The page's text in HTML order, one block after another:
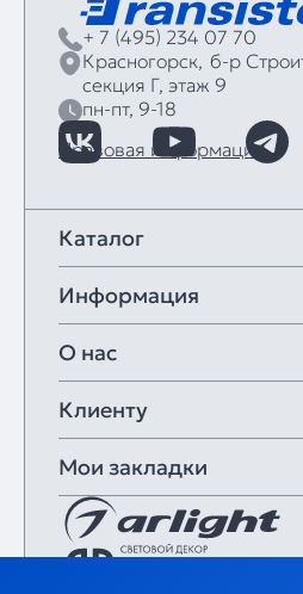
+ 7 (495) 234 07 70
Красногорск, б‑р
секция Г, этаж 9
пн-пт, 9-18
Правовая информация
Каталог
Информация
О нас
Клиенту
Мои закладки